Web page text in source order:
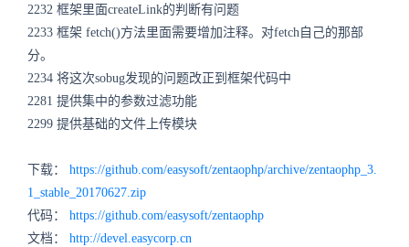
2232 框架里面createLink的判断有问题
2233 框架 fetch()方法里面需要增加注释。对fetch自己的那部
分。
2234 将这次sobug发现的问题改正到框架代码中
2281 提供集中的参数过滤功能
2299 提供基础的文件上传模块
下载： https://github.com/easysoft/zentaophp/archive/zentaophp_3.
1_stable_20170627.zip
代码： https://github.com/easysoft/zentaophp
文档： http://devel.easycorp.cn